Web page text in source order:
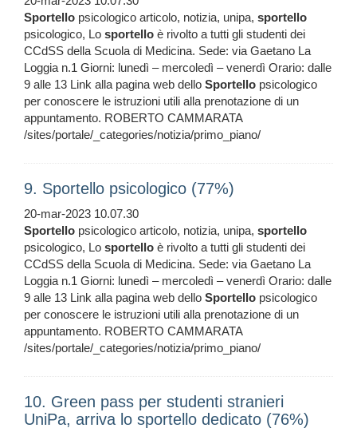
Sportello psicologico articolo, notizia, unipa, sportello
psicologico, Lo sportello è rivolto a tutti gli studenti dei
CCdSS della Scuola di Medicina. Sede: via Gaetano La
Loggia n.1 Giorni: lunedì – mercoledì – venerdì Orario: dalle
9 alle 13 Link alla pagina web dello Sportello psicologico
per conoscere le istruzioni utili alla prenotazione di un
appuntamento. ROBERTO CAMMARATA
/sites/portale/_categories/notizia/primo_piano/
9. Sportello psicologico (77%)
20-mar-2023 10.07.30
Sportello psicologico articolo, notizia, unipa, sportello
psicologico, Lo sportello è rivolto a tutti gli studenti dei
CCdSS della Scuola di Medicina. Sede: via Gaetano La
Loggia n.1 Giorni: lunedì – mercoledì – venerdì Orario: dalle
9 alle 13 Link alla pagina web dello Sportello psicologico
per conoscere le istruzioni utili alla prenotazione di un
appuntamento. ROBERTO CAMMARATA
/sites/portale/_categories/notizia/primo_piano/
10. Green pass per studenti stranieri
UniPa, arriva lo sportello dedicato (76%)